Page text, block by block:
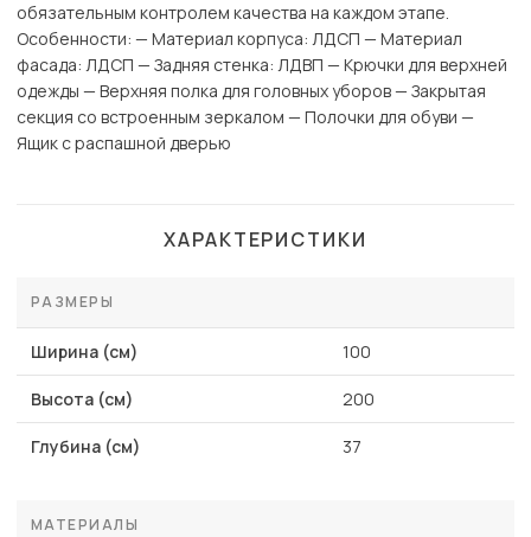
обязательным контролем качества на каждом этапе.
Особенности: — Материал корпуса: ЛДСП — Материал
фасада: ЛДСП — Задняя стенка: ЛДВП — Крючки для верхней
одежды — Верхняя полка для головных уборов — Закрытая
секция со встроенным зеркалом — Полочки для обуви —
Ящик с распашной дверью
ХАРАКТЕРИСТИКИ
РАЗМЕРЫ
Ширина (см) 100
Высота (см) 200
Глубина (см) 37
МАТЕРИАЛЫ